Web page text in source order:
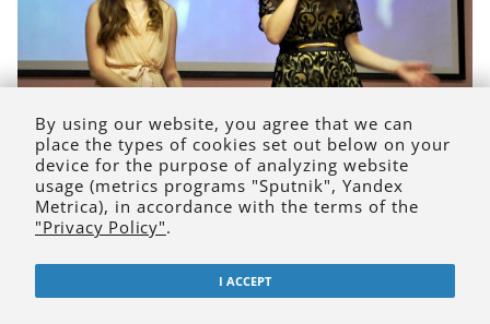
DSC_0352
By using our website, you agree that we can
place the types of cookies set out below on your
device for the purpose of analyzing website
usage (metrics programs "Sputnik", Yandex
Metrica), in accordance with the terms of the
"Privacy Policy".
I ACCEPT